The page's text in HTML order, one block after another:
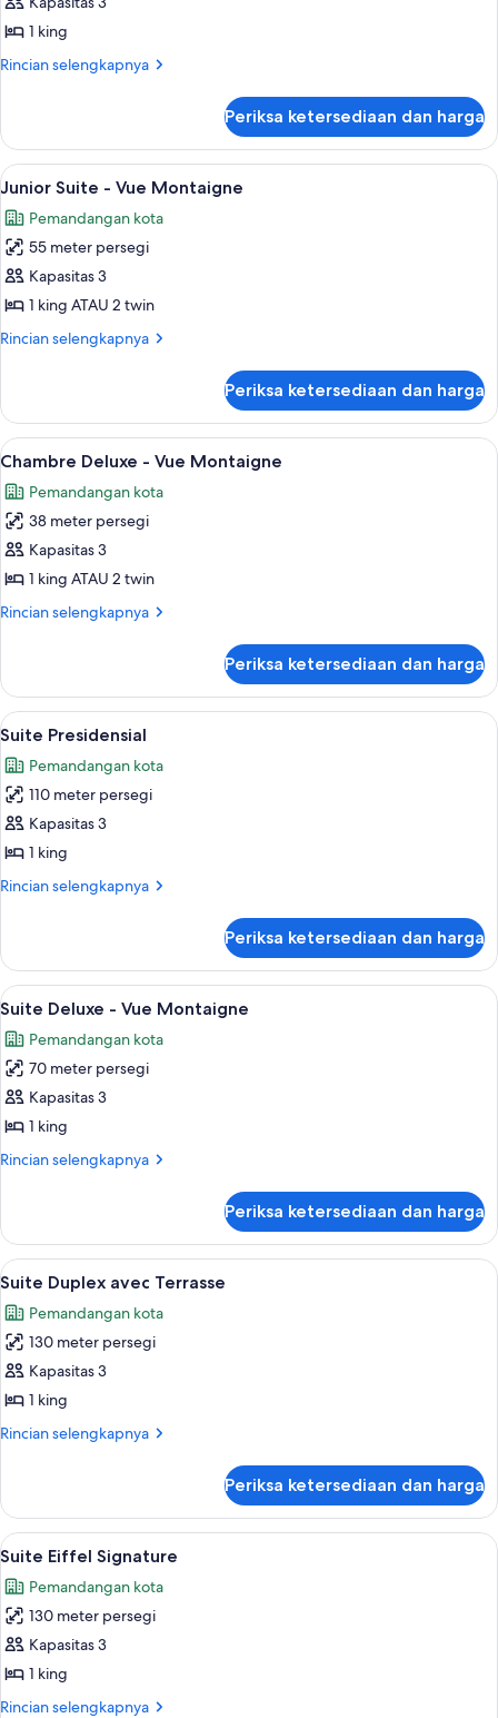
Suite
Prestige
1 king
Rincian selengkapnya
Rincian
Junior
Suite
Prestige
Periksa ketersediaan dan harga
Lihat
semua
foto
untuk
Junior
Suite
-
Junior Suite - Vue Montaigne |
4
Junior Suite - Vue Montaigne
Pemandangan kota
55 meter persegi
Kapasitas 3
1 king ATAU 2 twin
Rincian selengkapnya
Rincian
Junior
Suite
-
Montaigne
Periksa ketersediaan dan harga
Lihat
semua
foto
untuk
Chambre
Deluxe
-
Chambre Deluxe - Vue Montaigne |
5
Chambre Deluxe - Vue Montaigne
Pemandangan kota
38 meter persegi
Kapasitas 3
1 king ATAU 2 twin
Rincian selengkapnya
Rincian
Chambre
Deluxe
-
Montaigne
Periksa ketersediaan dan harga
Lihat
semua
foto
untuk
Suite
Presidensial
Suite Presidensial | Seprai premium,
5
Suite Presidensial
Pemandangan kota
110 meter persegi
Kapasitas 3
1 king
Rincian selengkapnya
Rincian
Suite
Presidensial
Periksa ketersediaan dan harga
Lihat
semua
foto
untuk
Suite
Deluxe
-
Suite Deluxe - Vue Montaigne |
5
Suite Deluxe - Vue Montaigne
Pemandangan kota
70 meter persegi
Kapasitas 3
1 king
Rincian selengkapnya
Rincian
Suite
Deluxe
-
Montaigne
Periksa ketersediaan dan harga
Lihat
semua
foto
untuk
Suite
Duplex
avec
Suite Duplex avec Terrasse |
5
Suite Duplex avec Terrasse
Pemandangan kota
130 meter persegi
Kapasitas 3
1 king
Rincian selengkapnya
Rincian
Suite
Duplex
avec
Periksa ketersediaan dan harga
Lihat
semua
foto
untuk
Suite
Eiffel
Signature
Suite Eiffel Signature | Seprai
6
Suite Eiffel Signature
Pemandangan kota
130 meter persegi
Kapasitas 3
1 king
Rincian selengkapnya
Rincian